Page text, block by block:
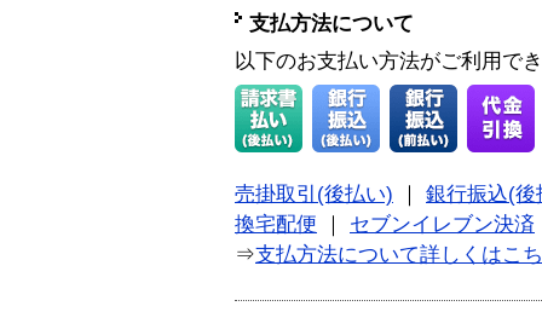
支払方法について
以下のお支払い方法がご利用で
売掛取引(後払い)
銀行振込(後
換宅配便
セブンイレブン決済
⇒支払方法について詳しくはこ